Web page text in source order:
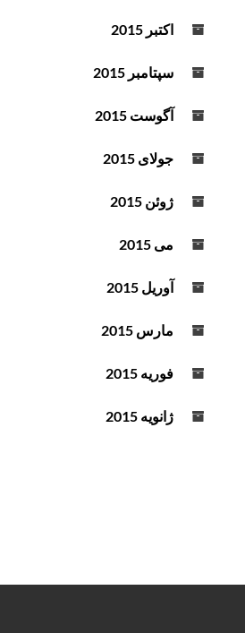
اکتبر 2015
سپتامبر 2015
آگوست 2015
جولای 2015
ژوئن 2015
می 2015
آوریل 2015
مارس 2015
فوریه 2015
ژانویه 2015